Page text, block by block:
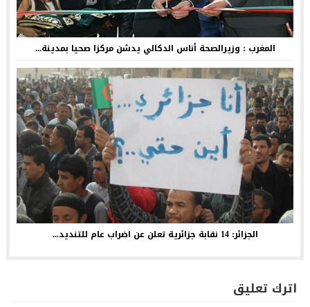
المغرب : وزيرالصحة أناس الدكالي يدشن مركزا صحيا بمدينة...
الجزائر: 14 نقابة جزائرية تعلن عن اضراب عام للتنديد...
اترك تعليق